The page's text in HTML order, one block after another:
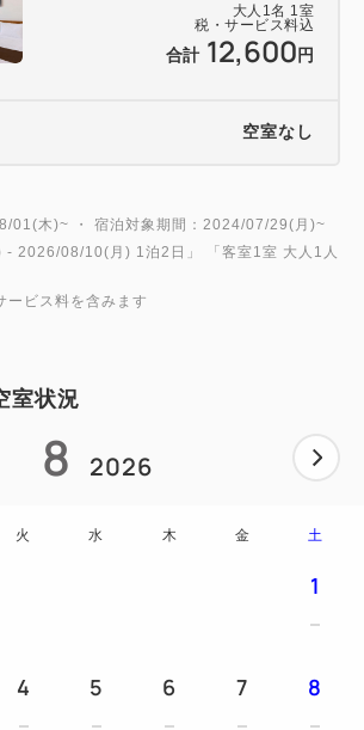
大人 1 名 1 室
税・サービス料込
合計 12,600 円
空室なし
01(木)~ ・ 宿泊対象期間：2024/07/29(月)~
- 2026/08/10(月) 1泊2日 」 「客室1室 大人1人
ビス料を含みます
室状況
8 2026
火 水 木 金 土
1
4 5 6 7 8